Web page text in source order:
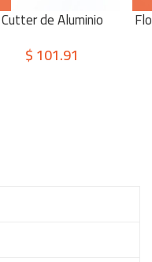
Cutter de Aluminio
$101.91